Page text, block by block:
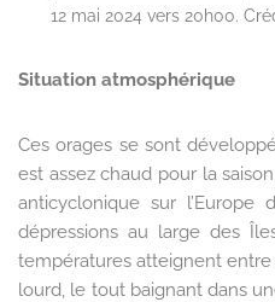
12 mai 2024 vers 20h00.
Situation atmosphérique
Ces orages se sont
est assez chaud pour la
anticyclonique sur
dépressions au large des
températures atteignent entre
lourd, le tout baignant dans